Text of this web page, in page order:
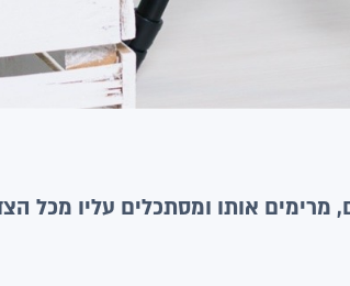
מרימים אותו ומסתכלים עליו מכל